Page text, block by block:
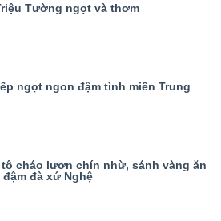
Tường ngọt và thơm
ngọt ngon đậm tình miền Trung
cháo lươn chín nhừ, sánh vàng ăn
đà xứ Nghệ